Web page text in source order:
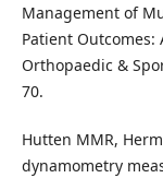
Management of
Patient Outcomes:
Orthopaedic &
70.
Hutten MMR,
dynamometry